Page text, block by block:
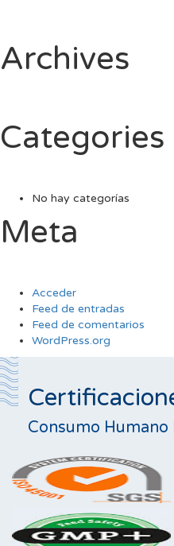
Archives
Categories
No hay categorías
Meta
Acceder
Feed de entradas
Feed de comentarios
WordPress.org
Consumo